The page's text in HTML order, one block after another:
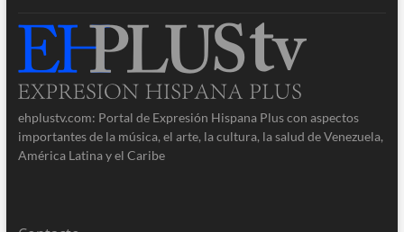
ehplustv.com: Portal de Expresión Hispana Plus con aspectos
importantes de la música, el arte, la cultura, la salud de Venezuela,
América Latina y el Caribe